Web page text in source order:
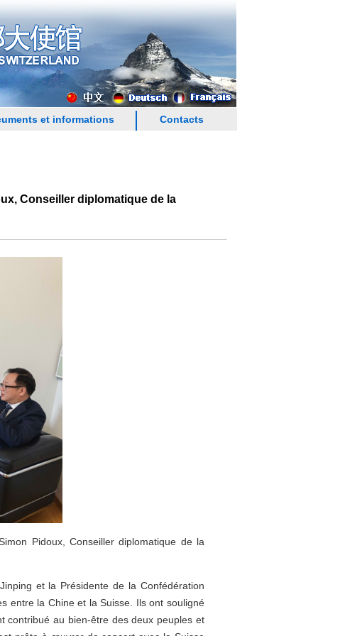
et informations Contacts
Conseiller diplomatique de la
Pidoux, Conseiller diplomatique de la
et la Présidente de la Confédération
entre la Chine et la Suisse. Ils ont souligné
contribué au bien-être des deux peuples et